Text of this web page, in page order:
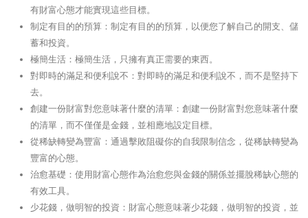
有財富心態才能實現這些目標。
制定有目的的預算：制定有目的的預算，以便您了解自己的開支、儲
蓄和投資。
極簡生活：極簡生活，只擁有真正需要的東西。
對即時的滿足和便利說不：對即時的滿足和便利說不，而不是堅持下
去。
創建一份財富對您意味著什麼的清單：創建一份財富對您意味著什麼
的清單，而不僅僅是金錢，並相應地設定目標。
從稀缺轉變為豐富：通過擊敗阻礙你的自我限制信念，從稀缺轉變為
豐富的心態。
治愈基礎：使用財富心態作為治愈您與金錢的關係並擺脫稀缺心態的
有效工具。
少花錢，做明智的投資：財富心態意味著少花錢，做明智的投資，並